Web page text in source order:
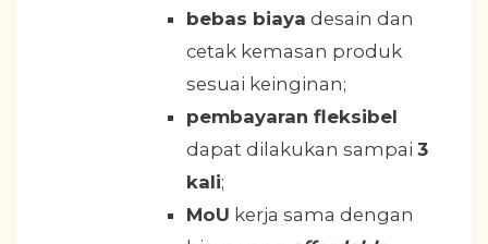
bebas biaya desain dan
cetak kemasan produk
sesuai keinginan;
pembayaran fleksibel
dapat dilakukan sampai 3
kali;
MoU kerja sama dengan